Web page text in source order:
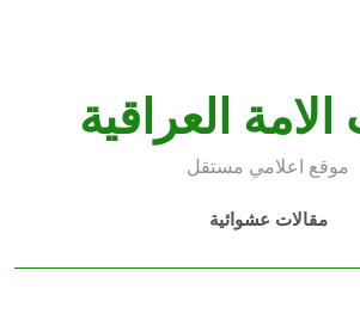
العراقية
موقع اعلامي مستقل
مقالات عشوائية